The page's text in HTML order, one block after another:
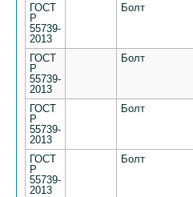
ГОСТ
Р
55739-
2013
Болт
ГОСТ
Р
55739-
2013
Болт
ГОСТ
Р
55739-
2013
Болт
ГОСТ
Р
55739-
2013
Болт